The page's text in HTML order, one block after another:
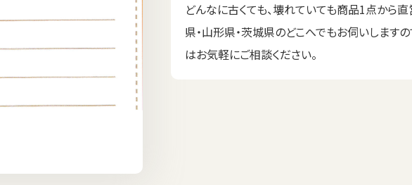
どんなに古くても、壊れていても商品1点から
県・山形県・茨城県のどこへでもお伺いします
はお気軽にご相談ください。